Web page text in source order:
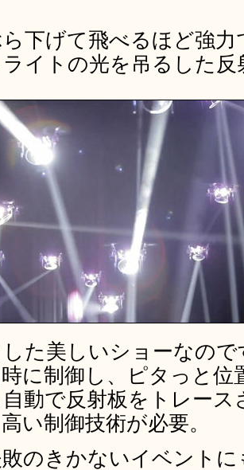
下げて飛べるほど強
イトの光を吊るした
た美しいショーなの
に制御し、ピタっと
自動で反射板をトレー
い制御技術が必要。
のきかないイベント